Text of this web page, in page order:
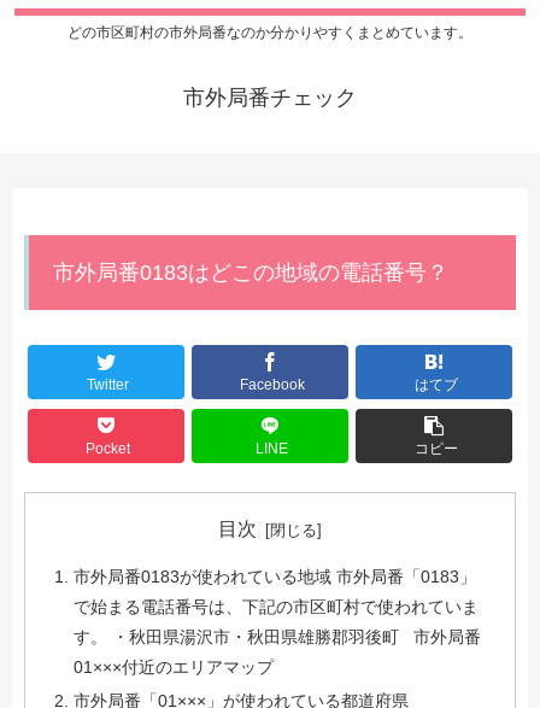
どの市区町村の市外局番なのか分かりやすくまとめています。
市外局番チェック
市外局番0183はどこの地域の電話番号？
Twitter Facebook はてブ
Pocket LINE コピー
目次
市外局番0183が使われている地域 市外局番「0183」
で始まる電話番号は、下記の市区町村で使われていま
す。 ・秋田県湯沢市・秋田県雄勝郡羽後町 市外局番
01×××付近のエリアマップ
市外局番「01×××」が使われている都道府県